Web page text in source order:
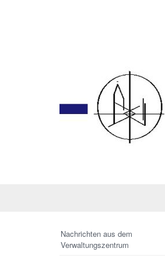
Nachrichten aus dem
Verwaltungszentrum